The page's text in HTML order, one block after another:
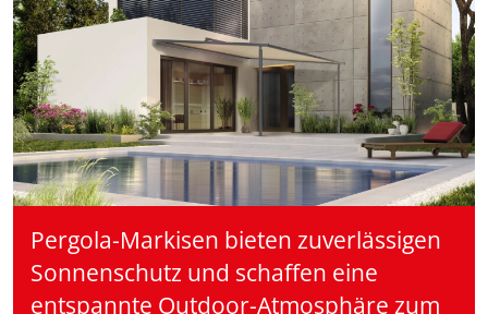
Pergola-Markisen bieten zuverlässigen
Sonnenschutz und schaffen eine
entspannte Outdoor-Atmosphäre zum